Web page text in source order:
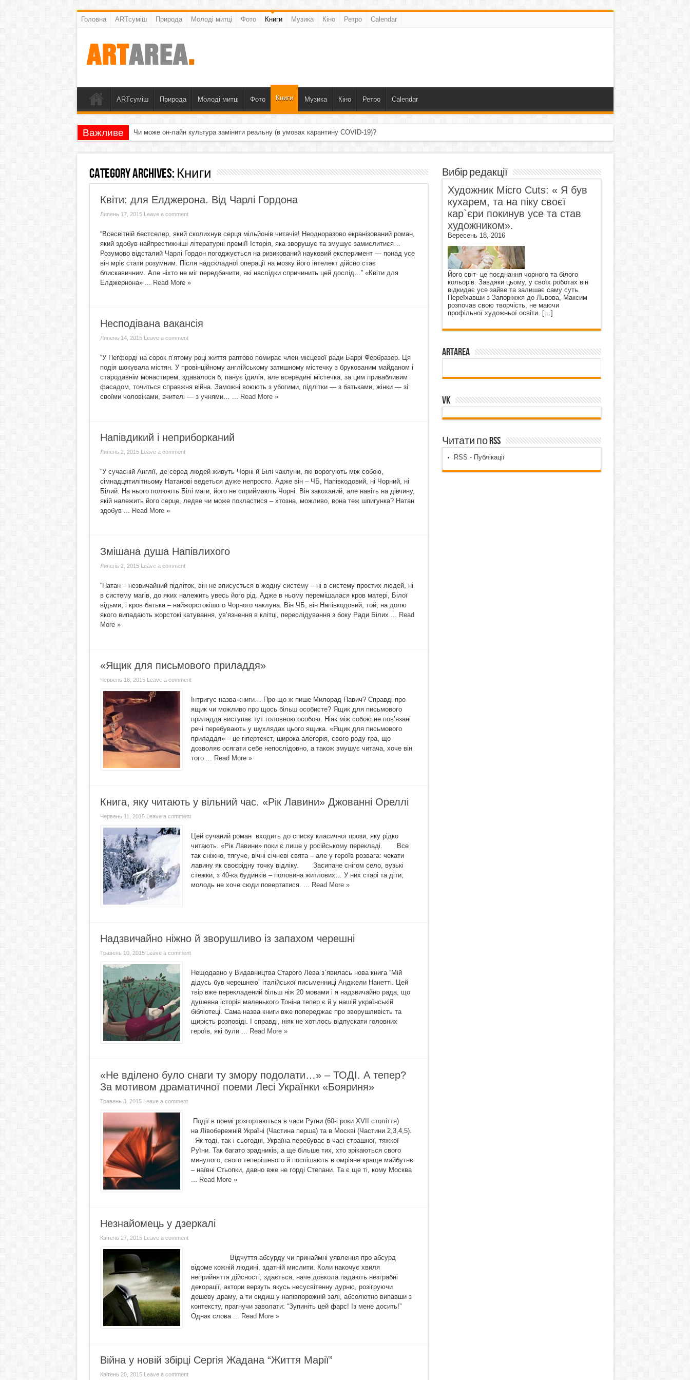
Головна ARTсуміш Природа Молоді митці Фото Книги Музика Кіно Ретро Calendar
ARTсуміш Природа Молоді митці Фото Книги Музика Кіно Ретро Calendar
Важливе Чи може он-лайн культура замінити реальну (в умовах карантину COVID-19)?
Category Archives: Книги
Квіти: для Елджерона. Від Чарлі Гордона
Липень 17, 2015 Leave a comment
“Всесвітній бестселер, який сколихнув серця мільйонів читачів! Неодноразово екранізований роман,
який здобув найпрестижніші літературні премії! Історія, яка зворушує та змушує замислитися…
Розумово відсталий Чарлі Гордон погоджується на ризикований науковий експеримент — понад усе
він мріє стати розумним. Після надскладної операції на мозку його інтелект дійсно стає
блискавичним. Але ніхто не міг передбачити, які наслідки спричинить цей дослід…” «Квіти для
Елджернона» ... Read More »
Несподівана вакансія
Липень 14, 2015 Leave a comment
“У Пеґфорді на сорок п’ятому році життя раптово помирає член місцевої ради Баррі Фербразер. Ця
подія шокувала містян. У провінційному англійському затишному містечку з брукованим майданом і
стародавнім монастирем, здавалося б, панує ідилія, але всередині містечка, за цим привабливим
фасадом, точиться справжня війна. Заможні воюють з убогими, підлітки — з батьками, жінки — зі
своїми чоловіками, вчителі — з учнями… ... Read More »
Напівдикий і неприборканий
Липень 2, 2015 Leave a comment
“У сучасній Англії, де серед людей живуть Чорні й Білі чаклуни, які ворогують між собою,
сімнадцятилітньому Натанові ведеться дуже непросто. Адже він – ЧБ, Напівкодовий, ні Чорний, ні
Білий. На нього полюють Білі маги, його не сприймають Чорні. Він закоханий, але навіть на дівчину,
якій належить його серце, ледве чи може покластися – хтозна, можливо, вона теж шпигунка? Натан
здобув ... Read More »
Змішана душа Напівлихого
Липень 2, 2015 Leave a comment
“Натан – незвичайний підліток, він не вписується в жодну систему – ні в систему простих людей, ні
в систему магів, до яких належить увесь його рід. Адже в ньому перемішалася кров матері, Білої
відьми, і кров батька – найжорстокішого Чорного чаклуна. Він ЧБ, він Напівкодовий, той, на долю
якого випадають жорстокі катування, ув’язнення в клітці, переслідування з боку Ради Білих ... Read
More »
«Ящик для письмового приладдя»
Червень 18, 2015 Leave a comment
Інтригує назва книги… Про що ж пише Милорад Павич? Справді про
ящик чи можливо про щось більш особисте? Ящик для письмового
приладдя виступає тут головною особою. Ніяк між собою не пов’язані
речі перебувають у шухлядах цього ящика. «Ящик для письмового
приладдя» – це гіпертекст, широка алегорія, свого роду гра, що
дозволяє осягати себе непослідовно, а також змушує читача, хоче він
того ... Read More »
Книга, яку читають у вільний час. «Рік Лавини» Джованні Ореллі
Червень 11, 2015 Leave a comment
Цей сучаний роман входить до списку класичної прози, яку рідко
читають. «Рік Лавини» поки є лише у російському перекладі. Все
так сніжно, тягуче, вічні січневі свята – але у героїв розвага: чекати
лавину як своєрідну точку відліку. Засипане снігом село, вузькі
стежки, з 40-ка будинків – половина житлових… У них старі та діти;
молодь не хоче сюди повертатися. ... Read More »
Надзвичайно ніжно й зворушливо із запахом черешні
Травень 10, 2015 Leave a comment
Нещодавно у Видавництва Старого Лева з`явилась нова книга “Мій
дідусь був черешнею” італійської письменниці Анджели Нанетті. Цей
твір вже перекладений більш ніж 20 мовами і я надзвичайно рада, що
душевна історія маленького Тоніна тепер є й у нашій українській
бібліотеці. Сама назва книги вже попереджає про зворушливість та
щирість розповіді. І справді, ніяк не хотілось відпускати головних
героїв, які були ... Read More »
«Не вділено було снаги ту змору подолати…» – ТОДІ. А тепер?
За мотивом драматичної поеми Лесі Українки «Бояриня»
Травень 3, 2015 Leave a comment
Події в поемі розгортаються в часи Руїни (60-і роки XVII століття)
на Лівобережній Україні (Частина перша) та в Москві (Частини 2,3,4,5).
Як тоді, так і сьогодні, Україна перебуває в часі страшної, тяжкої
Руїни. Так багато зрадників, а ще більше тих, хто зрікаються свого
минулого, свого теперішнього й поспішають в омріяне краще майбутнє
– наївні Стьопки, давно вже не горді Степани. Та є ще ті, кому Москва
... Read More »
Незнайомець у дзеркалі
Квітень 27, 2015 Leave a comment
Відчуття абсурду чи принаймні уявлення про абсурд
відоме кожній людині, здатній мислити. Коли накочує хвиля
неприйняття дійсності, здається, наче довкола падають незграбні
декорації, актори верзуть якусь несусвітенну дурню, розігруючи
дешеву драму, а ти сидиш у напівпорожній залі, абсолютно випавши з
контексту, прагнучи заволати: “Зупиніть цей фарс! Із мене досить!”
Однак слова ... Read More »
Війна у новій збірці Сергія Жадана “Життя Марії”
Квітень 20, 2015 Leave a comment
Вибір редакції
Художник Micro Cuts: « Я був
кухарем, та на піку своєї
кар`єри покинув усе та став
художником».
Вересень 18, 2016
Його світ- це поєднання чорного та білого
кольорів. Завдяки цьому, у своїх роботах він
відкидає усе зайве та залишає саму суть.
Переїхавши з Запоріжжя до Львова, Максим
розпочав свою творчість, не маючи
профільної художньої освіти. […]
ArtArea
VK
Читати по RSS
RSS - Публікації